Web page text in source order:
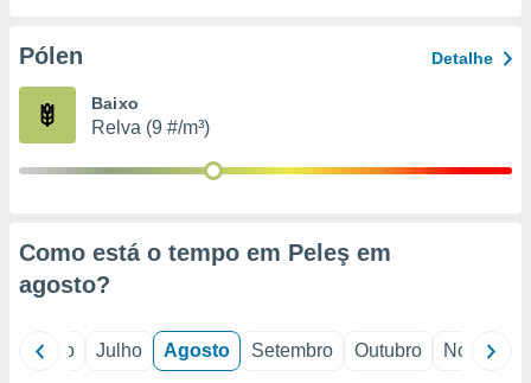
através
estudos
e
Pólen Detalhe
Baixo
Relva (9 #/m³)
Como está o tempo em Peleş em
agosto?
Junho Julho Agosto Setembro Outubro Novembro